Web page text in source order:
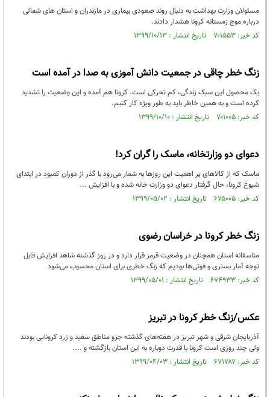
مسئولان وزارت بهداشت به دنبال روند صعودی بیماری در مازندران و استان های شمالی
درباره موج زمستانه کرونا هشدار دادند.
کد خبر: ۷۰۱۵۵۳ تاریخ انتشار : ۱۳۹۹/۱۰/۱۳
زنگ خطر چاقی در جمعیت دانش آموزی به صدا در آمده است
یک محصول این سبک زندگی، کم تحرکی است. کرونا هم آمده و این وضعیت را تشدید
کرده است و به همین خاطر باید به طور ویژه کار کنیم.
کد خبر: ۷۰۱۰۰۵ تاریخ انتشار : ۱۳۹۹/۱۰/۱۰
دعوای دو وزارتخانه، ماسک را گران کرد!
ماسک که از کالا‌های پر اهمیت این روز‌ها به شمار می‌رود با گذر از دوران کمبود در ابتدای
شیوع کرونا، حال گرفتار دعوای دو وزارت خانه شده و با افزایش ...
کد خبر: ۶۷۵۰۰۵ تاریخ انتشار : ۱۳۹۹/۰۵/۰۲
زنگ خطر کرونا در خراسان رضوی
متاسفانه استان همچنان در وضعیت قرمز قرار دارد و در روز گذشته شاهد افزایش قابل
توجه آمار بستری و فوتی‌ها بودیم که زنگ خطری برای استان محسوب می‌شود
کد خبر: ۶۷۴۹۳۳ تاریخ انتشار : ۱۳۹۹/۰۵/۰۱
عکس/زنگ خطر کرونا در تبریز
آذربایجان شرقی و شهر تبریز در هفته‌های گذشته جزو مناطق سفید و زرد کرونایی بودند
ولی چند روزی است کرونا با قدرت دوباره به این استان بازگشته و ....
کد خبر: ۶۷۱۷۸۷ تاریخ انتشار : ۱۳۹۹/۰۴/۰۳